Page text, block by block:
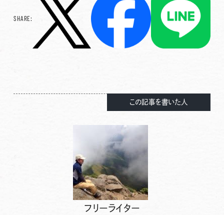
SHARE:
この記事を書いた人
フリーライター